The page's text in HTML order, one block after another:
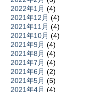
2022年1月 (4)
2021年12月 (4)
2021年11月 (4)
2021年10月 (4)
2021年9月 (4)
2021年8月 (4)
2021年7月 (4)
2021年6月 (2)
2021年5月 (5)
2021年4月 (4)